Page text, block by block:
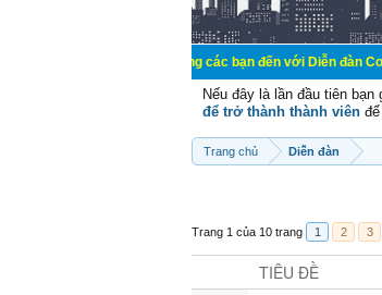
Chào mừng các bạn đến với Diễn đàn Cơ Điện -
Nếu đây là lần đầu tiên
để trở thành thành viên
Trang chủ Diễn đàn
Trang 1 của 10 trang 1 2 3
TIÊU ĐỀ